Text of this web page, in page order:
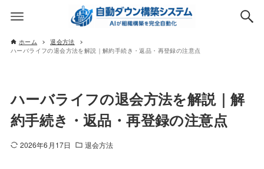
ホーム
退会方法
ハーバライフの退会方法を解説｜解約手続き・返品・再登録の注意点
ハーバライフの退会方法を解説｜解
約手続き・返品・再登録の注意点
2026年6月17日 退会方法